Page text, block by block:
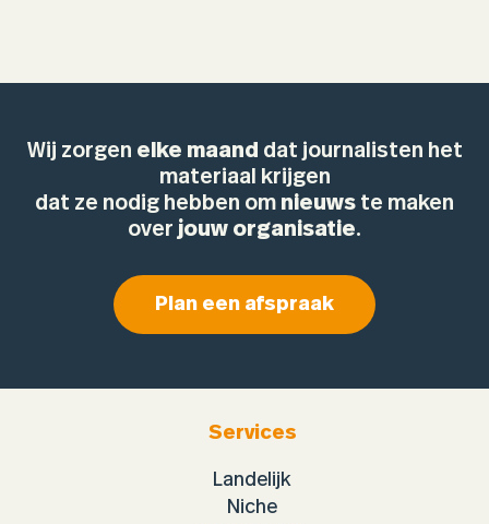
Wij zorgen elke maand dat journalisten het
materiaal krijgen
dat ze nodig hebben om nieuws te maken
over jouw organisatie.
Plan een afspraak
Services
Landelijk
Niche